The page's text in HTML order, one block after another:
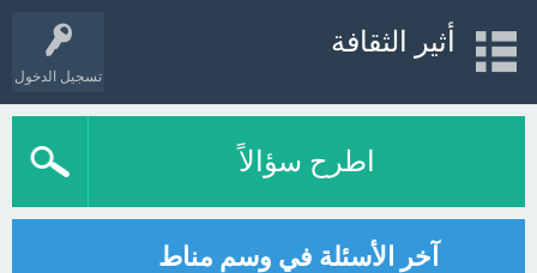
تسجيل الدخول
أثير الثقافة
اطرح سؤالاً
آخر الأسئلة في وسم مناط